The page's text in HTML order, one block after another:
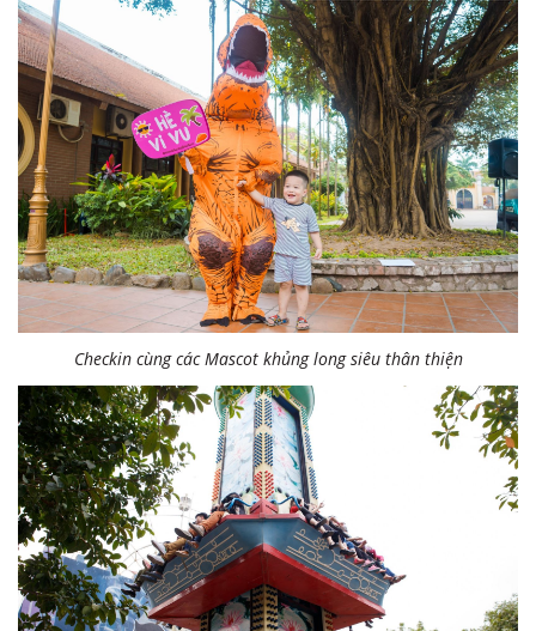
Checkin cùng các Mascot khủng long siêu thân thiện